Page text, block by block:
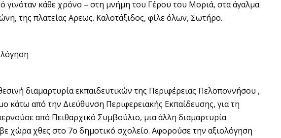
γινόταν κάθε χρόνο – στη μνήμη του Γέρου του Μοριά, στα άγαλμα
της πλατείας Αρεως. Καλοτάξιδος, φίλε όλων, Σωτήρο.
διαμαρτυρία εκπαιδευτικών της Περιφέρειας Πελοποννήσου ,
κάτω από την Διεύθυνση Περιφερειακής Εκπαίδευσης, για τη
από Πειθαρχικό Συμβούλιο, μια άλλη διαμαρτυρία
χώρα χθες στο 7ο δημοτικό σχολείο. Αφορούσε την αξιολόγηση